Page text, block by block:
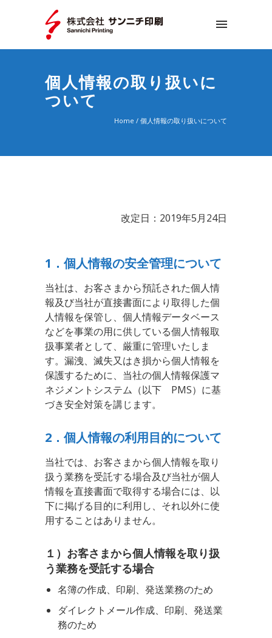
個人情報の取り扱いに
ついて
Home / 個人情報の取り扱いについて
改定日：2019年5月24日
1．個人情報の安全管理について
当社は、お客さまから預託された個人情
報及び当社が直接書面により取得した個
人情報を保管し、個人情報データベース
などを事業の用に供している個人情報取
扱事業者として、厳重に管理いたしま
す。漏洩、滅失又はき損から個人情報を
保護するために、当社の個人情報保護マ
ネジメントシステム（以下 PMS）に基
づき安全対策を講じます。
2．個人情報の利用目的について
当社では、お客さまから個人情報を取り
扱う業務を受託する場合及び当社が個人
情報を直接書面で取得する場合には、以
下に掲げる目的に利用し、それ以外に使
用することはありません。
１）お客さまから個人情報を取り扱
う業務を受託する場合
名簿の作成、印刷、発送業務のため
ダイレクトメール作成、印刷、発送業
務のため